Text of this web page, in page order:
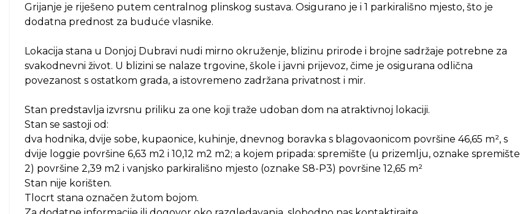
Grijanje je riješeno putem centralnog plinskog sustava. Osigurano je i 1 parkirališno mjesto, što je
dodatna prednost za buduće vlasnike.
Lokacija stana u Donjoj Dubravi nudi mirno okruženje, blizinu prirode i brojne sadržaje potrebne za
svakodnevni život. U blizini se nalaze trgovine, škole i javni prijevoz, čime je osigurana odlična
povezanost s ostatkom grada, a istovremeno zadržana privatnost i mir.
Stan predstavlja izvrsnu priliku za one koji traže udoban dom na atraktivnoj lokaciji.
Stan se sastoji od:
dva hodnika, dvije sobe, kupaonice, kuhinje, dnevnog boravka s blagovaonicom površine 46,65 m², s
dvije loggie površine 6,63 m2 i 10,12 m2 m2; a kojem pripada: spremište (u prizemlju, oznake spremište
2) površine 2,39 m2 i vanjsko parkirališno mjesto (oznake S8-P3) površine 12,65 m²
Stan nije korišten.
Tlocrt stana označen žutom bojom.